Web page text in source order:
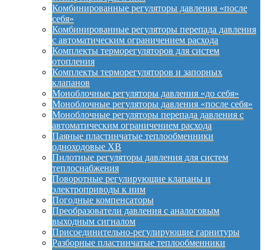
Комбинированные регуляторы давления «после
себя»
Комбинированные регуляторы перепада давления
с автоматическим ограничением расхода
Комплекты терморегуляторов для систем
отопления
Комплекты терморегуляторов и запорных
клапанов
Моноблочные регуляторы давления «до себя»
Моноблочные регуляторы давления «после себя»
Моноблочные регуляторы перепада давления с
автоматическим ограничением расхода
Паяные пластинчатые теплообменники
одноходовые XB
Пилотные регуляторы давления для систем
теплоснабжения
Поворотные регулирующие клапаны и
электроприводы к ним
Погодные компенсаторы
Преобразователи давления с аналоговым
выходным сигналом
Присоединительно-регулирующие гарнитуры
Разборные пластинчатые теплообменники